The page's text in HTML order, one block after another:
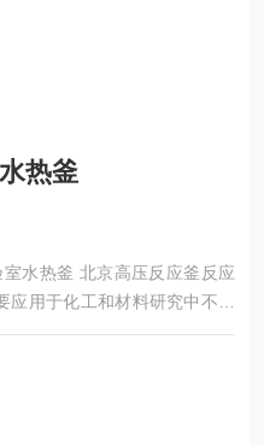
热釜
用于化工和材料研究中不需
进气阀、放气阀、探底管、热